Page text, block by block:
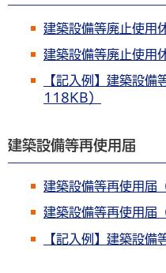
建築設備等廃止使用
建築設備等廃止使用
【記入例】建築設備
118KB）
建築設備等再使用届
建築設備等再使用届
建築設備等再使用届
【記入例】建築設